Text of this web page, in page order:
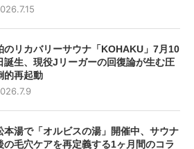
のリカバリーサウナ「KOHAKU」7月10
誕生、現役Jリーガーの回復論が生む圧
的再起動
本湯で「オルビスの湯」開催中、サウナ
の毛穴ケアを再定義する1ヶ月間のコラ